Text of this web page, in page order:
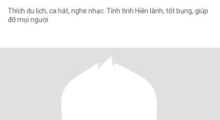
Thích du lịch, ca hát, nghe nhạc. Tính tình Hiền lành, tốt bụng, giúp
đỡ mọi người.